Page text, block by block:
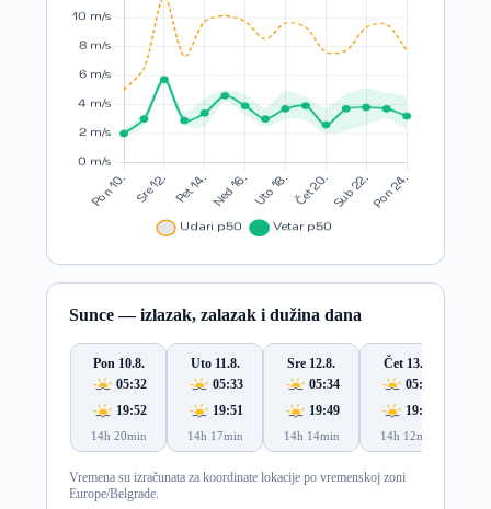
Sunce — izlazak, zalazak i dužina dana
Pon 10.8.
05:32
19:52
14h 20min
Uto 11.8.
05:33
19:51
14h 17min
Sre 12.8.
05:34
19:49
14h 14min
Čet 13.8.
05:36
19:48
14h 12min
Vremena su izračunata za koordinate lokacije po vremenskoj zoni
Europe/Belgrade.